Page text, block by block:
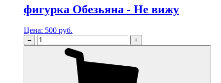
фигурка Обезьяна - Не вижу
Цена: 500 руб.
– +